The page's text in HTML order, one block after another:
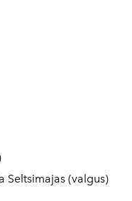
Seltsimajas (valgus)